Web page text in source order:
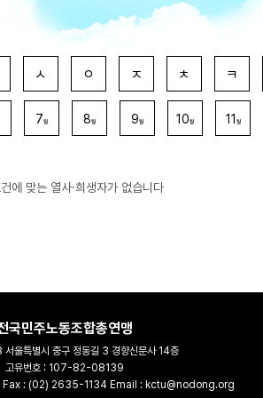
ㅅ ㅇ ㅈ ㅊ ㅋ
7월 8월 9월 10월 11 월
에 맞는 열사·희생자가 없습니다
국민주노동조합총연맹
울특별시 중구 정동길 3 경향신문사 14층
고유번호 : 107-82-08139
: (02) 2635-1134 Email : kctu@nodong.org